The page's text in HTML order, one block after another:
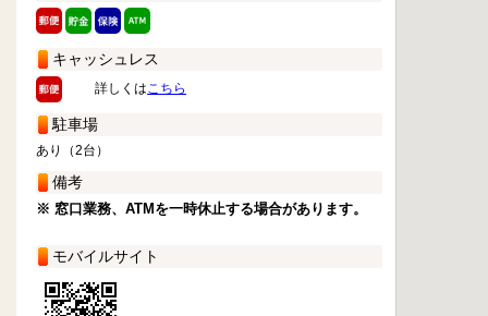
キャッシュレス
詳しくはこちら
駐車場
あり（2台）
備考
※ 窓口業務、ATMを一時休止する場合があります。
モバイルサイト